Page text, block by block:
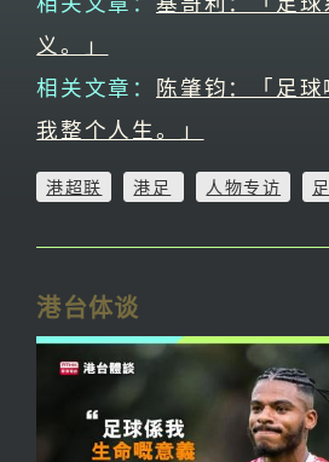
义。」
相关文章： 陈肇钧：「足
我整个人生。」
港超联 港足 人物专访
港台体谈